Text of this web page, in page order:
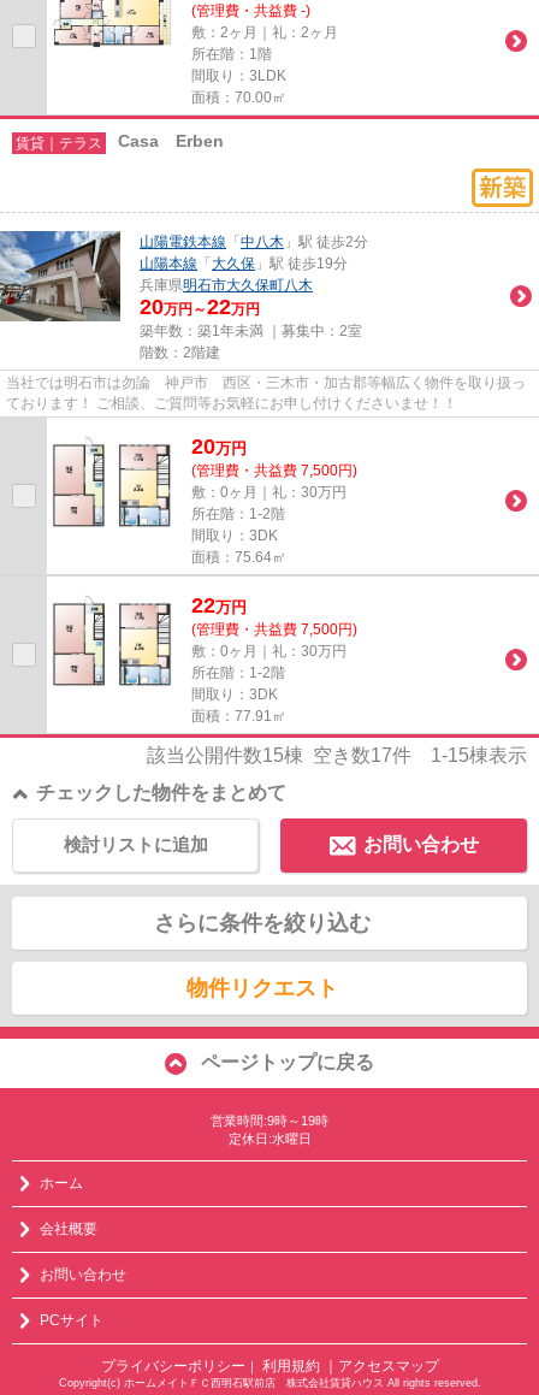
(管理費・共益費 -)
敷：2ヶ月｜礼：2ヶ月
所在階：1階
間取り：3LDK
面積：70.00㎡
賃貸｜テラス Casa Erben
山陽電鉄本線 「 中八木 」駅 徒歩2分
山陽本線 「 大久保 」駅 徒歩19分
兵庫県明石市大久保町八木
20万円～22万円
築年数：築1年未満 ｜募集中： 2室
階数：2階建
当社では明石市は勿論 神戸市 西区・三木市・加古郡等幅広く物件を取り扱っ
ております！ ご相談、ご質問等お気軽にお申し付けくださいませ！！
20万円
(管理費・共益費 7,500円)
敷：0ヶ月｜礼：30万円
所在階：1-2階
間取り：3DK
面積：75.64㎡
22万円
(管理費・共益費 7,500円)
敷：0ヶ月｜礼：30万円
所在階：1-2階
間取り：3DK
面積：77.91㎡
該当公開件数15棟 空き数17件 1-15棟表示
チェックした物件をまとめて
お問い合わせ
検討リストに追加
さらに条件を絞り込む
物件リクエスト
ページトップに戻る
営業時間:9時～19時
定休日:水曜日
ホーム
会社概要
お問い合わせ
PCサイト
プライバシーポリシー ｜ 利用規約 ｜アクセスマップ
Copyright(c) ホームメイトＦＣ西明石駅前店 株式会社賃貸ハウス All rights reserved.